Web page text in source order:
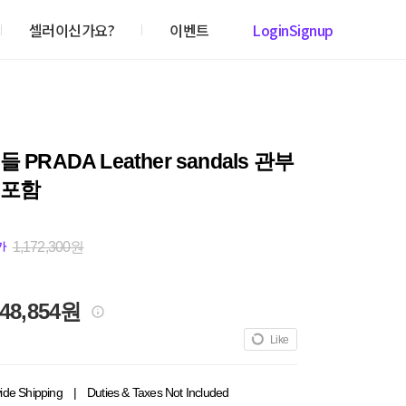
셀러이신가요? 이벤트 LoginSignup
PRADA Leather sandals 관부
함
1,172,300원
원
Like
Shipping | Duties & Taxes Not Included